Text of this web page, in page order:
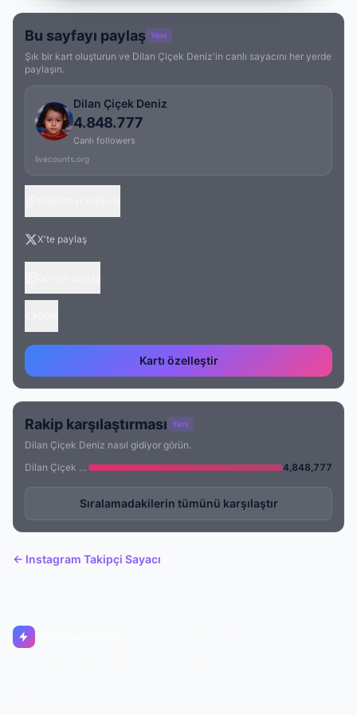
Bu sayfayı paylaş Yeni
Şık bir kart oluşturun ve Dilan Çiçek Deniz'in canlı sayacını her yerde
paylaşın.
Dilan Çiçek Deniz
4.848.777
Canlı followers
livecounts.org
X'te paylaş
Kartı özelleştir
Rakip karşılaştırması Yeni
Dilan Çiçek Deniz nasıl gidiyor görün.
Dilan Çiçek Deniz
4,848,777
Sıralamadakilerin tümünü karşılaştır
← Instagram Takipçi Sayacı